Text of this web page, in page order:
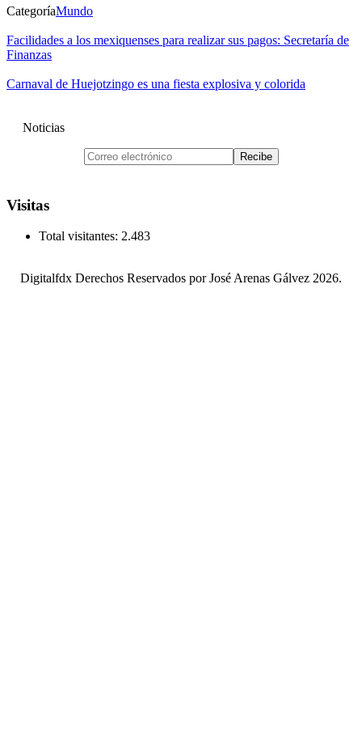
CategoríaMundo
Facilidades a los mexiquenses para realizar sus pagos: Secretaría de
Finanzas
Carnaval de Huejotzingo es una fiesta explosiva y colorida
Noticias
Visitas
Total visitantes: 2.483
Digitalfdx Derechos Reservados por José Arenas Gálvez 2026.